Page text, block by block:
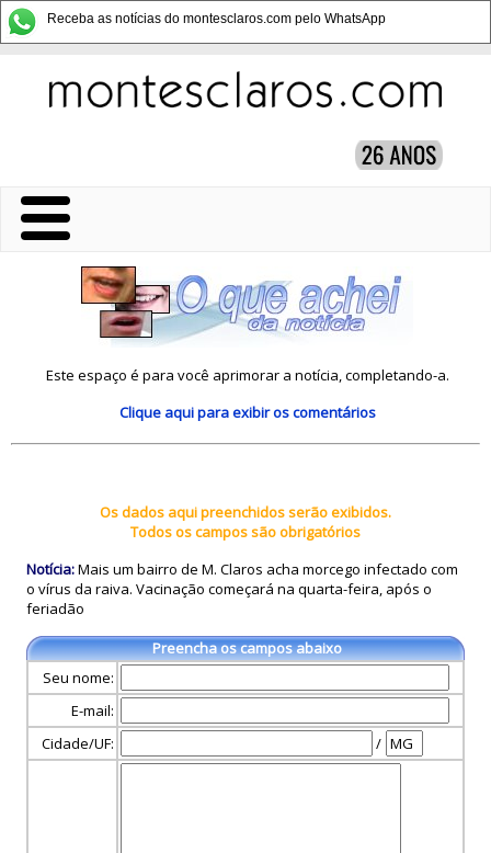
Receba as notícias do montesclaros.com pelo WhatsApp
Este espaço é para você aprimorar a notícia, completando-a.
Clique aquipara exibir os comentários
Os dados aqui preenchidos serão exibidos.
Todos os campos são obrigatórios
Notícia:Mais um bairro de M. Claros acha morcego infectado com
o vírus da raiva. Vacinação começará na quarta-feira, após o
feriadão
Preencha os campos abaixo
Seu nome:
E-mail:
Cidade/UF:
/